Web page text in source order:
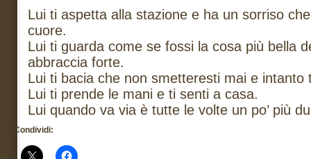
Lui ti aspetta alla stazione e ha un sorriso
cuore.
Lui ti guarda come se fossi la cosa più bella
abbraccia forte.
Lui ti bacia che non smetteresti mai e intanto
Lui ti prende le mani e ti senti a casa.
Lui quando va via è tutte le volte un po’ più
Condividi: